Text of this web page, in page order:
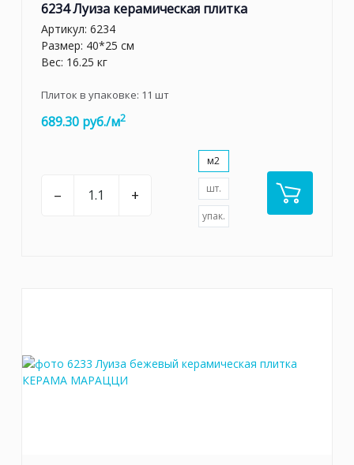
6234 Луиза керамическая плитка
Артикул: 6234
Размер: 40*25 см
Вес: 16.25 кг
Плиток в упаковке: 11 шт
689.30 руб./м2
– +
м2
шт.
упак.